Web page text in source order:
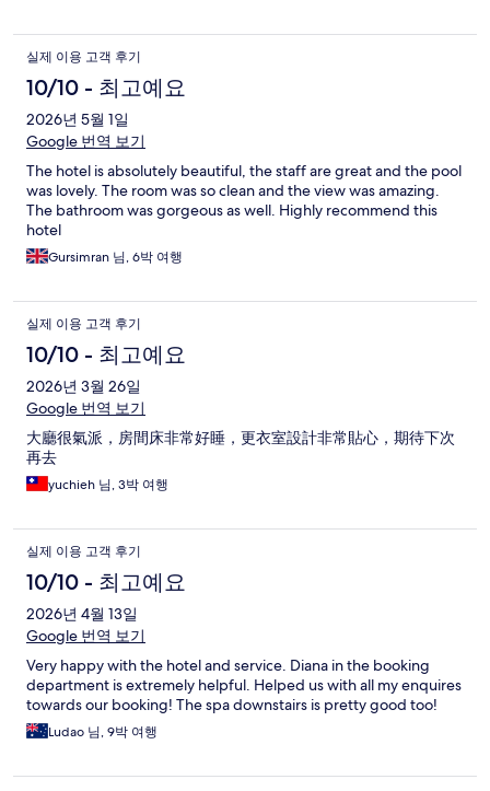
실제 이용 고객 후기
10/10 - 최고예요
2026년 5월 1일
Google 번역 보기
The hotel is absolutely beautiful, the staff are great and the pool
was lovely. The room was so clean and the view was amazing.
The bathroom was gorgeous as well. Highly recommend this
hotel
Gursimran 님, 6박 여행
실제 이용 고객 후기
10/10 - 최고예요
2026년 3월 26일
Google 번역 보기
大廳很氣派，房間床非常好睡，更衣室設計非常貼心，期待下次
再去
yuchieh 님, 3박 여행
실제 이용 고객 후기
10/10 - 최고예요
2026년 4월 13일
Google 번역 보기
Very happy with the hotel and service. Diana in the booking
department is extremely helpful. Helped us with all my enquires
towards our booking! The spa downstairs is pretty good too!
Ludao 님, 9박 여행